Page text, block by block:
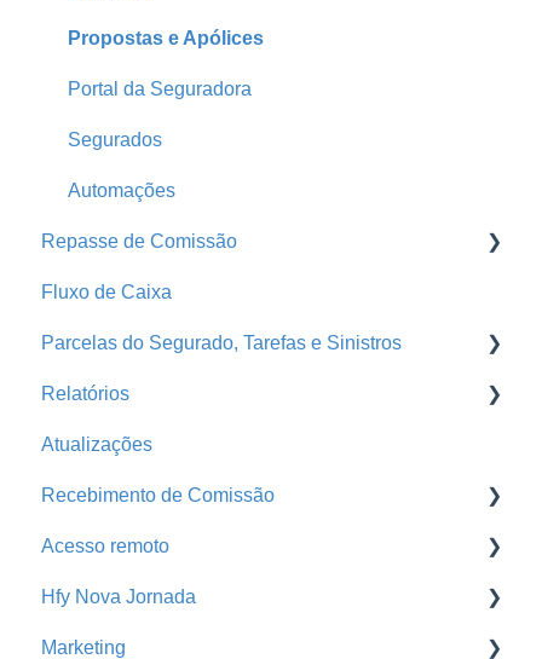
Seguradoras
Treinamentos
Conta Segfy
Página Pública
Parametrização
Produtores
Home
Print
Propostas e Apólices
Portal da Seguradora
Segurados
Automações
Repasse de Comissão
Grade de Pagamento - Repasse
Repasse
Faturas
Fluxo de Caixa
Parcelas do Segurado, Tarefas e Sinistros
E-mail Marketing
Tarefas
Comunicador da Corretora
Parcelas do Segurado
Sinistros
Parcelas Atrasadas
Relatórios
Produção
Pendência de Emissão
Pagamento de Comissão
Análise Financeira
Orçamentos
Atualizações
Recebimento de Comissão
Baixa de Comissão
Portal da Seguradora
Busca de Extratos
Acesso remoto
Acesso remoto
Hfy Nova Jornada
Cross Sell Rede de Parceiros
Marketing